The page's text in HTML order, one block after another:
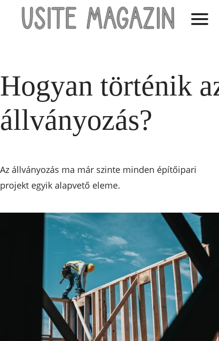
Hogyan történik
állványozás?
Az állványozás ma már szinte minden építőipari
projekt egyik alapvető eleme.